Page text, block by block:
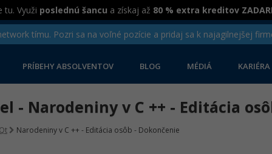
tu. Využi poslednú šancu a získaj až 80 % extra kreditov
tímu. Pozri sa na voľné pozície a pridaj sa k najagilnejšej
PRÍBEHY ABSOLVENTOV BLOG MÉDIÁ KARIÉRA
- Narodeniny v C ++ - Editácia
Qt Narodeniny v C ++ - Editácia osôb - Dokončenie